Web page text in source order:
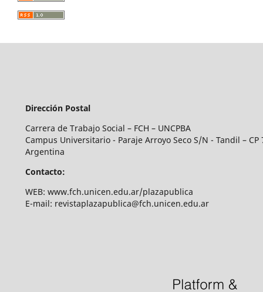
Dirección Postal
Carrera de Trabajo Social – FCH – UNCPBA
Campus Universitario - Paraje Arroyo Seco S/N - Tandil – CP
Argentina
Contacto:
WEB: www.fch.unicen.edu.ar/plazapublica
E-mail: revistaplazapublica@fch.unicen.edu.ar